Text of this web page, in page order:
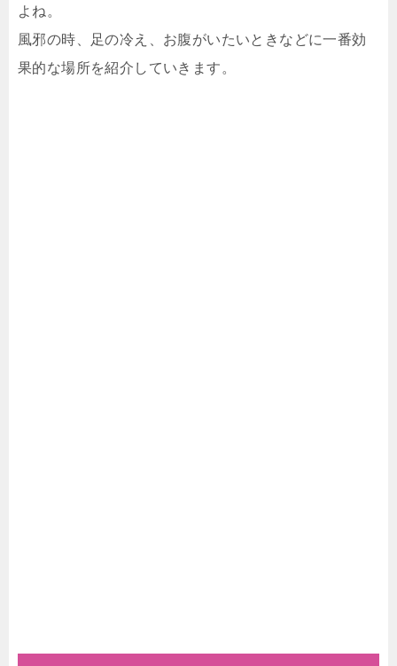
よね。
風邪の時、足の冷え、お腹がいたいときなどに一番効
果的な場所を紹介していきます。